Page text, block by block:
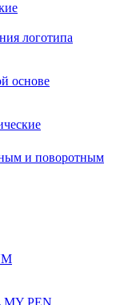
логотипа
основе
и поворотным
MY PEN